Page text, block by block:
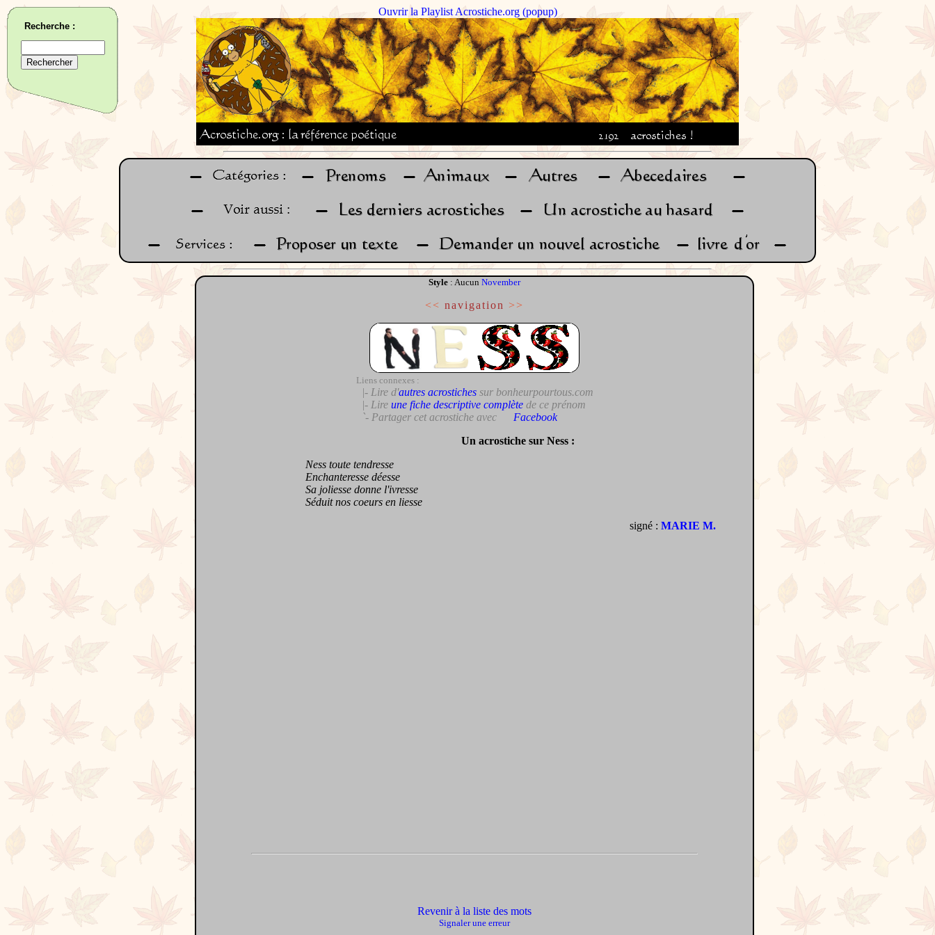
Ouvrir la Playlist Acrostiche.org (popup)
Style : Aucun November
<< navigation >>
Liens connexes :
|- Lire d'autres acrostichessur bonheurpourtous.com
|- Lire une fiche descriptive complètede ce prénom
`- Partager cet acrostiche avec
Facebook
Un acrostiche sur Ness :
Ness toute tendresse
Enchanteresse déesse
Sa joliesse donne l'ivresse
Séduit nos coeurs en liesse
signé : MARIE M.
Revenir à la liste des mots
Signaler une erreur
Recherche :